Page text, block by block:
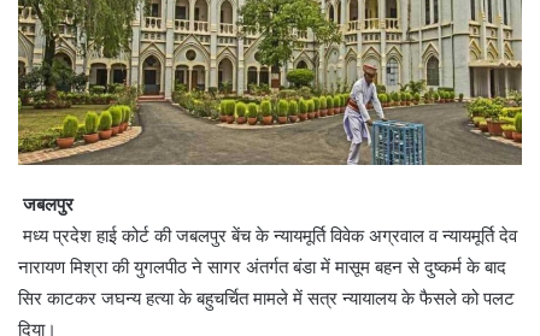
जबलपुर
मध्य प्रदेश हाई कोर्ट की जबलपुर बेंच के न्यायमूर्ति विवेक अग्रवाल व न्यायमूर्ति देव
नारायण मिश्रा की युगलपीठ ने सागर अंतर्गत बंडा में मासूम बहन से दुष्कर्म के बाद
सिर काटकर जघन्य हत्या के बहुचर्चित मामले में सत्र न्यायालय के फैसले को पलट
दिया।